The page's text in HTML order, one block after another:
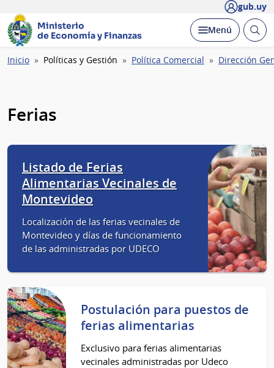
gub.uy
Ministerio
de Economía y Finanzas
Desplegar
Menú Abrir
Ruta
Inicio Políticas y Gestión Política Comercial Dirección
Ferias
Listado de Ferias
Alimentarias Vecinales de
Montevideo
Localización de las ferias vecinales de
Montevideo y días de funcionamiento
de las administradas por UDECO
Postulación para puestos de
ferias alimentarias
Exclusivo para ferias alimentarias
vecinales administradas por Udeco